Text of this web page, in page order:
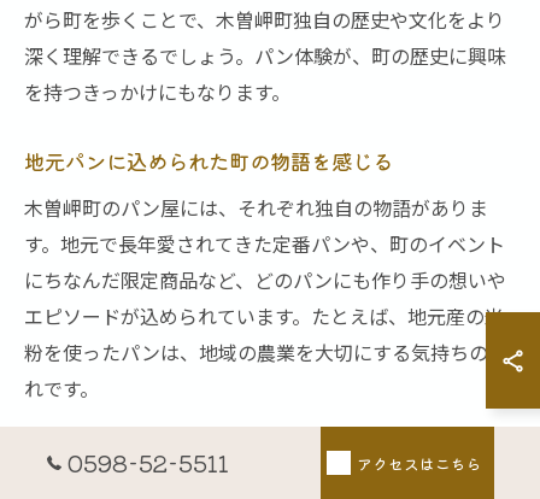
がら町を歩くことで、木曽岬町独自の歴史や文化をより
深く理解できるでしょう。パン体験が、町の歴史に興味
を持つきっかけにもなります。
地元パンに込められた町の物語を感じる
木曽岬町のパン屋には、それぞれ独自の物語がありま
す。地元で長年愛されてきた定番パンや、町のイベント
にちなんだ限定商品など、どのパンにも作り手の想いや
エピソードが込められています。たとえば、地元産の米
粉を使ったパンは、地域の農業を大切にする気持ちの表
れです。
パンを食べ比べることで、単なるグルメ体験を超えて、
町の人々の暮らしや歴史、そして未来への願いを感じ取
0598-52-5511 アクセスはこちら